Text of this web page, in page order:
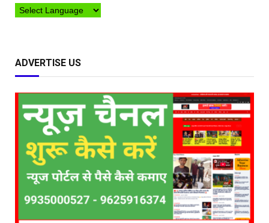
ADVERTISE US